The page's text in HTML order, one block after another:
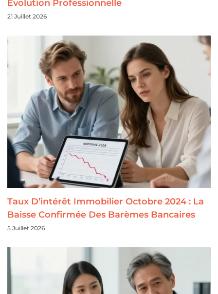
Évolution Professionnelle
21 Juillet 2026
Taux D’intérêt Immobilier Octobre 2024 : La
Baisse Confirmée Des Barèmes Bancaires
5 Juillet 2026